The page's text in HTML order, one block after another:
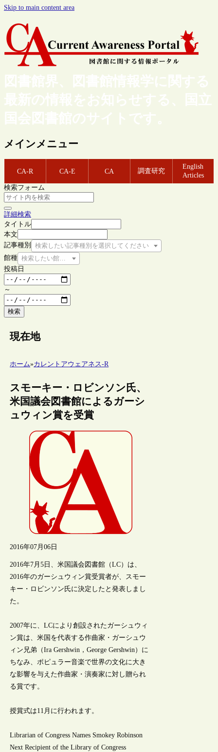
Skip to main content area
図書館界、図書館情報学に関する
最新の情報をお知らせする、国立
国会図書館のサイトです。
メインメニュー
CA-R CA-E CA 調査研究
English
Articles
検索フォーム
詳細検索
タイトル
本文
記事種別
検索したい記事種別を選択してください
館種 検索したい館種を選択してください
投稿日
～
検索
現在地
ホーム»カレントアウェアネス-R
スモーキー・ロビンソン氏、
米国議会図書館によるガーシ
ュウィン賞を受賞
2016年07月06日
2016年7月5日、米国議会図書館（LC）は、
2016年のガーシュウィン賞受賞者が、スモー
キー・ロビンソン氏に決定したと発表しまし
た。
2007年に、LCにより創設されたガーシュウィ
ン賞は、米国を代表する作曲家・ガーシュウ
ィン兄弟（Ira Gershwin，George Gershwin）に
ちなみ、ポピュラー音楽で世界の文化に大き
な影響を与えた作曲家・演奏家に対し贈られ
る賞です。
授賞式は11月に行われます。
Librarian of Congress Names Smokey Robinson
Next Recipient of the Library of Congress